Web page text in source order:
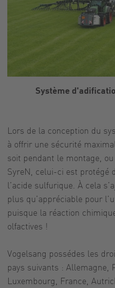
Système
Lors de la conception du
à offrir une sécurité
soit pendant le montage,
SyreN, celui-ci est protégé
l’acide sulfurique. À cela
plus qu’appréciable pour
puisque la réaction
olfactives !
Vogelsang possédes les
pays suivants : Allemagne,
Luxembourg, France,